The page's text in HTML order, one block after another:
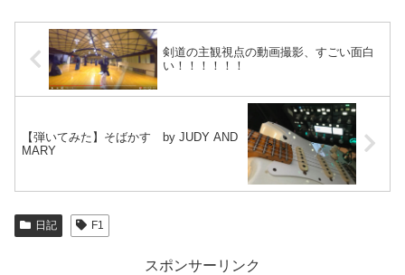
剣道の主観視点の動画撮影、すごい面白
い！！！！！！
【弾いてみた】そばかす by JUDY AND
MARY
日記 F1
スポンサーリンク